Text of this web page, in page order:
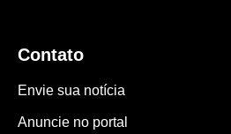
Contato
Envie sua notícia
Anuncie no portal